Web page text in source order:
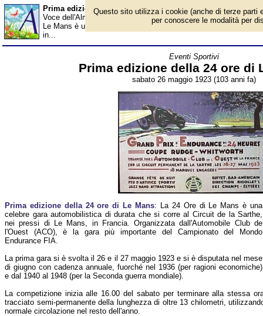
Prima edizione della 24 ore di Le Mans - Almanacco
Voce dell'Almanacco del 26 maggio, per la rubrica 'Eventi
Le Mans è una celebre gara automobilistica di durata che si
in...
Eventi Sportivi
Prima edizione della 24 ore di
sabato 26 maggio 1923 (103 anni fa)
Prima edizione della 24 ore di Le Mans: La 24 Ore di Le Mans è una
celebre gara automobilistica di durata che si corre al Circuit de la Sarthe,
nei pressi di Le Mans, in Francia. Organizzata dall'Automobile Club de
l'Ouest (ACO), è la gara più importante del Campionato del Mondo
Endurance FIA.
La prima gara si è svolta il 26 e il 27 maggio 1923 e si è disputata nel mese
di giugno con cadenza annuale, fuorché nel 1936 (per ragioni economiche)
e dal 1940 al 1948 (per la Seconda guerra mondiale).
La competizione inizia alle 16.00 del sabato per terminare alla stessa
tracciato semi-permanente della lunghezza di oltre 13 chilometri,
normale circolazione nel resto dell'anno.
Questo sito utilizza i cookie (anche di terze parti
per conoscere le modalità per